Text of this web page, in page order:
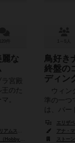
な
宮殿
のた
マ。
Quilliams）
Japan） ズヴェズダ
鳥好き
終盤の
ディン
ウィン
準の一つ
は、バ
な野鳥愛
エリザ
アナ・
ストー